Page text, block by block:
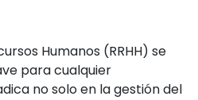
Humanos (RRHH) se
para cualquier
no solo en la gestión del